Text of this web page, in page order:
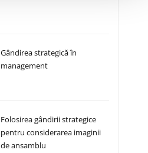
Gândirea strategică în
management
Folosirea gândirii strategice
pentru considerarea imaginii
de ansamblu